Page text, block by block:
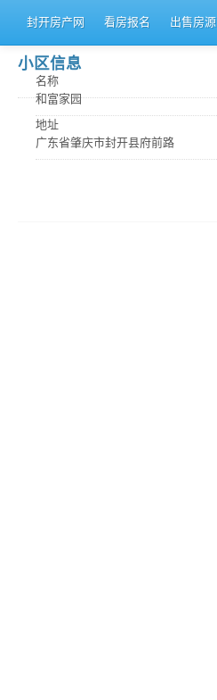
封开房产网 看房报名 出售房源
小区信息
名称
和富家园
地址
广东省肇庆市封开县府前路